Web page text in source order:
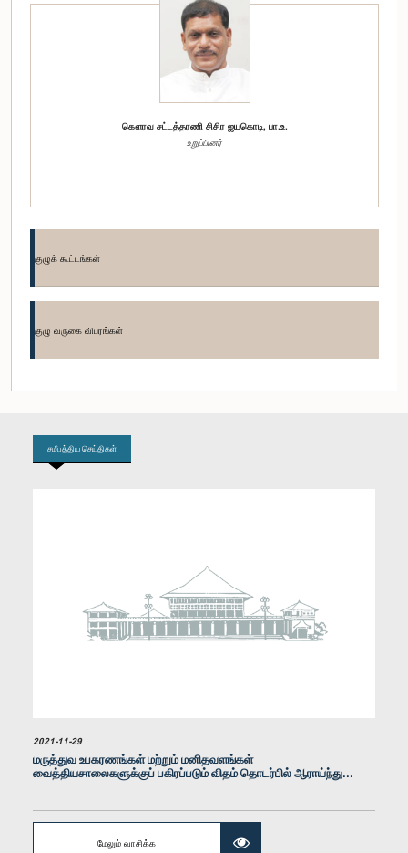
கௌரவ சட்டத்தரணி சிசிர ஜயகொடி, பா.உ.
உறுப்பினர்
கௌரவ (டாக்டர்) ராஜித சேனாரத்ன, பா.உ.
உறுப்பினர்
குழுக் கூட்டங்கள்
குழு வருகை விபரங்கள்
சமீபத்திய செய்திகள்
2021-11-29
மருத்துவ உபகரணங்கள் மற்றும் மனிதவளங்கள்
வைத்தியசாலைகளுக்குப் பகிரப்படும் விதம் தொடர்பில் ஆராய்ந்து...
மேலும் வாசிக்க